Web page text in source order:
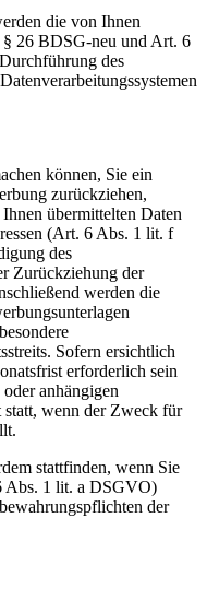
die von Ihnen
26 BDSG-neu und Art. 6
des
können, Sie ein
zurückziehen,
übermittelten Daten
(Art. 6 Abs. 1 lit. f
des
Zurückziehung der
werden die
Sofern ersichtlich
erforderlich sein
anhängigen
statt, wenn der Zweck für
stattfinden, wenn Sie
Abs. 1 lit. a DSGVO)
der